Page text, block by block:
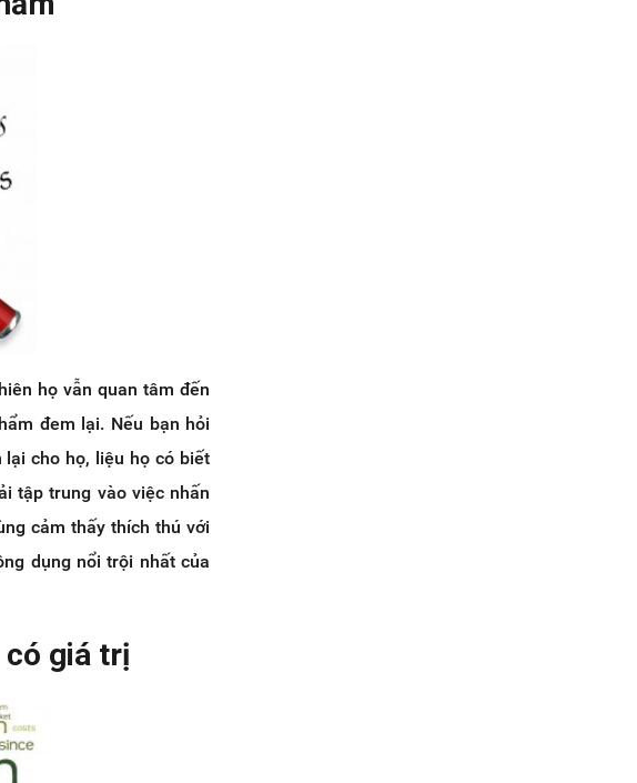
họ vẫn quan tâm đến
đem lại. Nếu bạn hỏi
cho họ, liệu họ có biết
tập trung vào việc nhấn
cảm thấy thích thú với
dụng nổi trội nhất của
có giá trị